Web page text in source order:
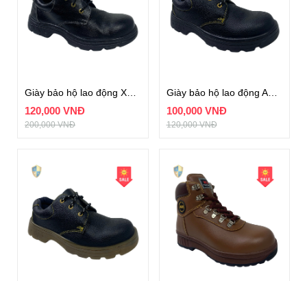
120,000 VNĐ
200,000 VNĐ
Giày bảo hộ lao động ABC đế đen chỉ vàng
100,000 VNĐ
120,000 VNĐ